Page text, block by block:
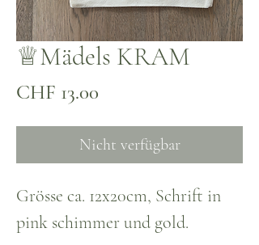
♕Mädels KRAM
CHF 13.00
Nicht verfügbar
Grösse ca. 12x20cm, Schrift in
pink schimmer und gold.